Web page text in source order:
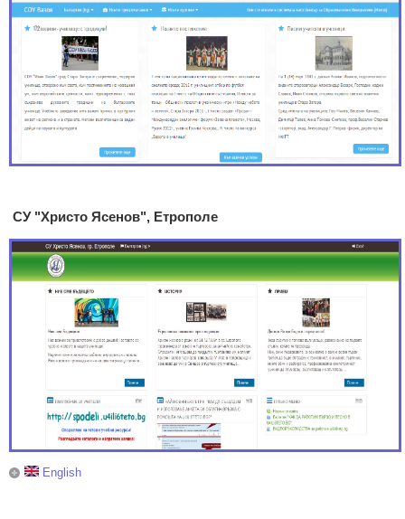
СУ "Христо Ясенов", Етрополе
English